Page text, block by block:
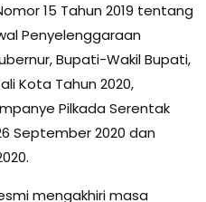
15 Tahun 2019 tentang
Penyelenggaraan
Bupati-Wakil Bupati,
Kota Tahun 2020,
Pilkada Serentak
September 2020 dan
mengakhiri masa